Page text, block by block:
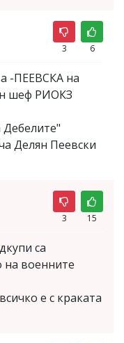
3 6
-ПЕЕВСКА на
шеф РИОКЗ
Делян Пеевски
3 15
са
на военните
е с краката